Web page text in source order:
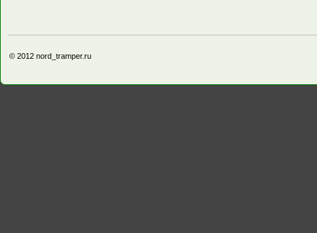
© 2012 nord_tramper.ru